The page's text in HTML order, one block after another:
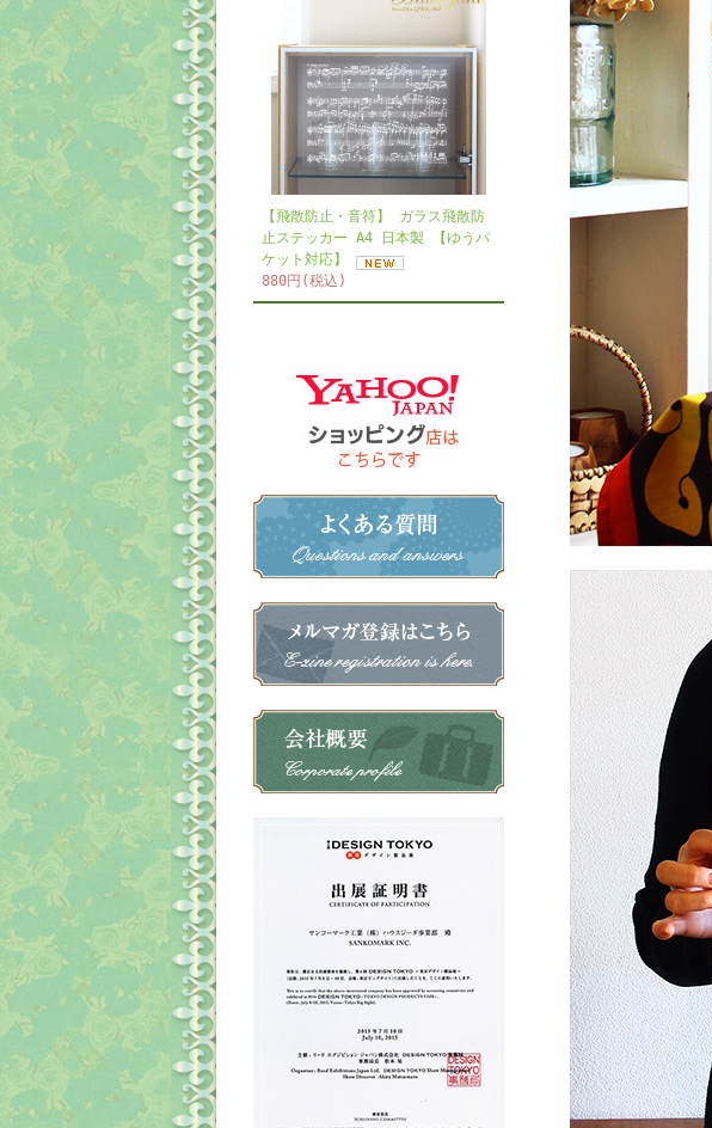
【飛散防止・音符】 ガラス飛散防
止ステッカー A4 日本製 【ゆうパ
ケット対応】
880円(税込)